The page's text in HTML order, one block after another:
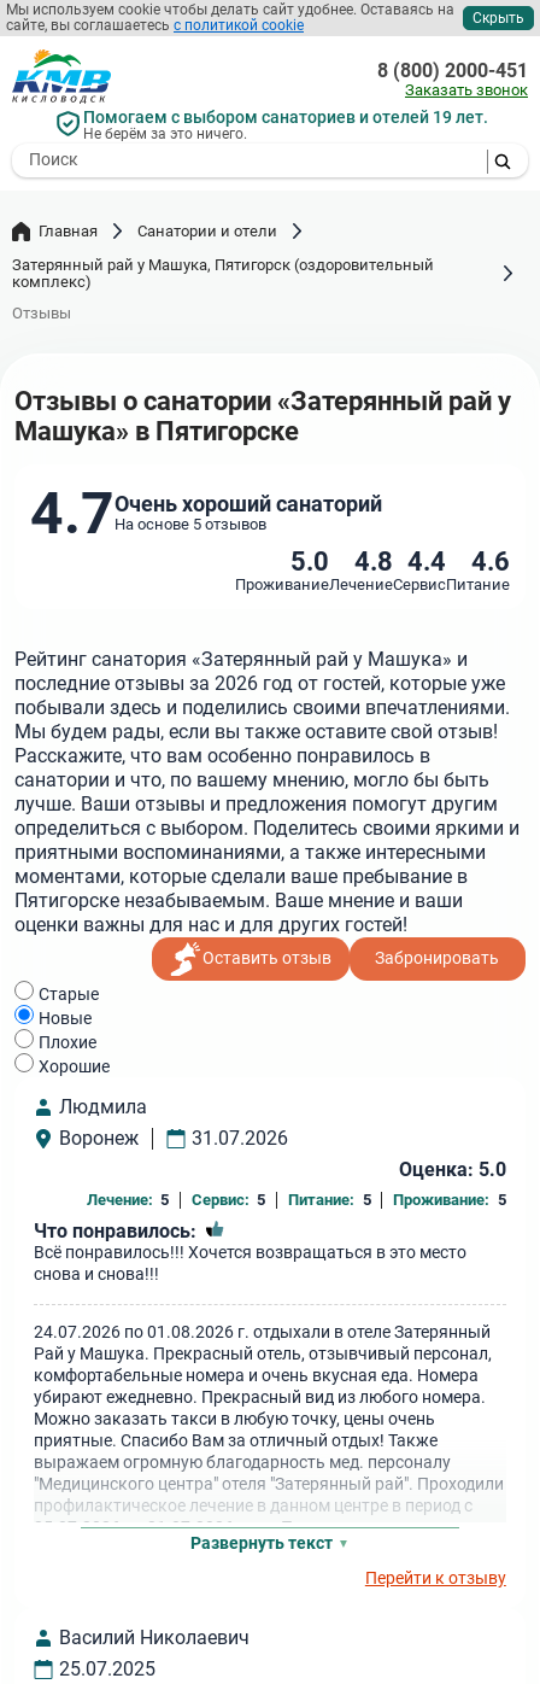
Мы используем cookie чтобы делать сайт удобнее. Оставаясь на
сайте, вы соглашаетесь с политикой cookie Скрыть
Перейти
к
основному
содержанию
Помогаем с выбором санаториев и отелей 19 лет.
Не берём за это ничего.
- I agree to the processing of my
8 (800) 2000-451
Заказать звонок
Главная
Санатории и отели
Затерянный рай у Машука, Пятигорск (оздоровительный
комплекс)
Отзывы
Отзывы о санатории «Затерянный рай у
Машука» в Пятигорске
4.7Очень хороший санаторий
На основе 5 отзывов
5.0
Проживание
4.8
Лечение
4.4
Сервис
4.6
Питание
Рейтинг санатория «Затерянный рай у Машука» и
последние отзывы за 2026 год от гостей, которые уже
побывали здесь и поделились своими впечатлениями.
Мы будем рады, если вы также оставите свой отзыв!
Расскажите, что вам особенно понравилось в
санатории и что, по вашему мнению, могло бы быть
лучше. Ваши отзывы и предложения помогут другим
определиться с выбором. Поделитесь своими яркими и
приятными воспоминаниями, а также интересными
моментами, которые сделали ваше пребывание в
Пятигорске незабываемым. Ваше мнение и ваши
оценки важны для нас и для других гостей!
Оставить отзыв
Забронировать
Cтарые
Новые
Плохие
Хорошие
Людмила
Воронеж
31.07.2026
Оценка: 5.0
Лечение: 5 Сервис: 5 Питание: 5 Проживание: 5
Что понравилось:
Всё понравилось!!! Хочется возвращаться в это место
снова и снова!!!
24.07.2026 по 01.08.2026 г. отдыхали в отеле Затерянный
Рай у Машука. Прекрасный отель, отзывчивый персонал,
комфортабельные номера и очень вкусная еда. Номера
убирают ежедневно. Прекрасный вид из любого номера.
Можно заказать такси в любую точку, цены очень
приятные. Спасибо Вам за отличный отдых! Также
выражаем огромную благодарность мед. персоналу
"Медицинского центра" отеля "Затерянный рай". Проходили
профилактическое лечение в данном центре в период с
25.07.2026 по 31.07.2026 года. При первичном приеме
врач-терапевт провела полную диагностику организма на
аппарате, уточнила имеющиеся заболевания, дала
разъяснения и рекомендации по лечению. Нас с супругом
рекомендованы физ.процедуры, водолечение и массаж.
Администратор грамотно составила расписание лечения.
Развернуть текст
Перейти к отзыву
Василий Николаевич
25.07.2025